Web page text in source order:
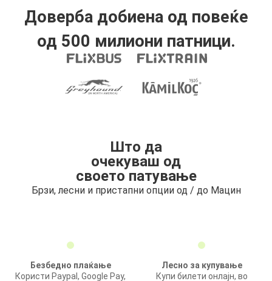
Доверба добиена од повеќе
од 500 милиони патници.
Што да
очекуваш од
своето патување
Брзи, лесни и пристапни опции од / до Мацин
Безбедно плаќање
Користи Paypal, Google Pay,
Лесно за купување
Купи билети онлајн, во